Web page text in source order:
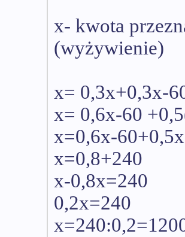
x- kwota
(wyżywienie)
x= 0,3x+0,3x-
x= 0,6x-60
x=0,6x-
x=0,8+240
x-0,8x=240
0,2x=240